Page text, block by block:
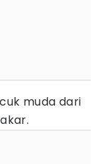
muda dari